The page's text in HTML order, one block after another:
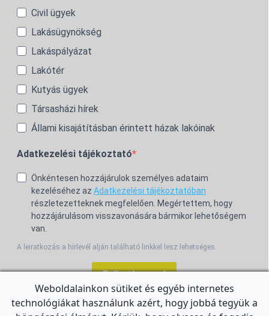
Civil ügyek
Lakásügynökség
Lakáspályázat
Lakótér
Kutyás ügyek
Társasházi hírek
Állami kisajátításban érintett házak lakóinak
Adatkezelési tájékoztató
Önkéntesen hozzájárulok személyes adataim
kezeléséhez az Adatkezelési tájékoztatóban
részletezetteknek megfelelően. Megértettem, hogy
hozzájárulásom visszavonására bármikor lehetőségem
van.
A leiratkozás a hírlevél alján található linkkel lesz lehetséges.
Feliratkozom!
Weboldalainkon sütiket és egyéb internetes
technológiákat használunk azért, hogy jobbá tegyük a